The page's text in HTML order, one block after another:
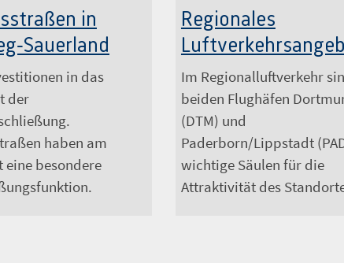
in
Sauerland
in das
der
haben am
eine besondere
Regionales
Im Regionalluftverkehr
beiden Flughäfen
(DTM) und
Paderborn/Lippstadt
wichtige Säulen für die
Attraktivität des